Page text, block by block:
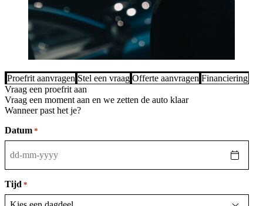
Proefrit aanvragen Stel een vraag Offerte aanvragen Financiering
Vraag een proefrit aan
Vraag een moment aan en we zetten de auto klaar
Wanneer past het je?
Datum *
DD
dash
MM
dash
JJJJ
Tijd *